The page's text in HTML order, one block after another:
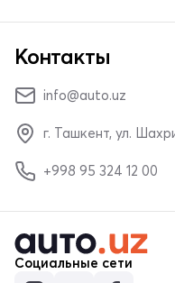
Контакты
info@auto.uz
г. Ташкент, ул.
+998 95 324 12 00
Социальные сети